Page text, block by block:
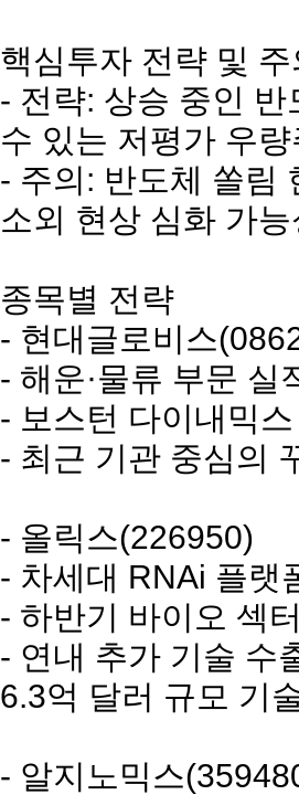
핵심투자 전략 및
- 전략: 상승 중인
수 있는 저평가 우
- 주의: 반도체 쏠림
소외 현상 심화 가능
종목별 전략
- 현대글로비스
- 해운·물류 부문 실
- 보스턴 다이내믹
- 최근 기관 중심의
- 올릭스(226950)
- 차세대 RNAi 플랫
- 하반기 바이오 섹
- 연내 추가 기술 수
6.3억 달러 규모 기
- 알지노믹스